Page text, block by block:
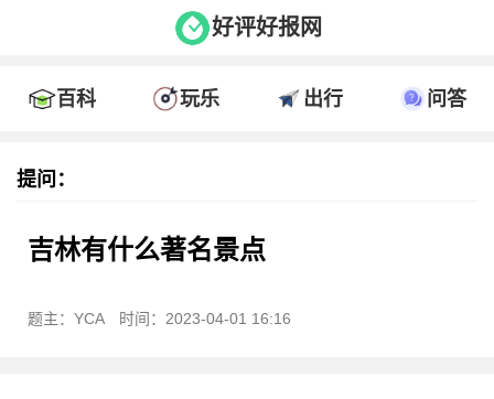
好评好报网
百科 玩乐 出行 问答
提问：
吉林有什么著名景点
题主：YCA 时间：2023-04-01 16:16